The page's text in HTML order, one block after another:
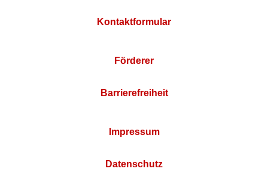
Kontaktformular
Förderer
Barrierefreiheit
Impressum
Datenschutz